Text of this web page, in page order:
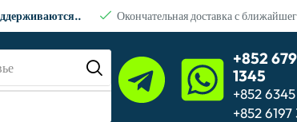
Окончательная доставка с
+852
1345
+852
+852 6197